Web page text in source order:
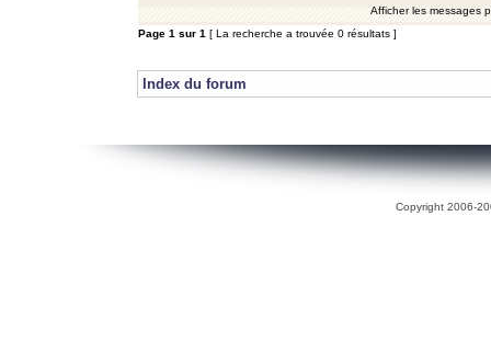
Afficher les messages
Page 1 sur 1 [ La recherche a trouvée 0 résultats ]
Index du forum
Copyright 2006-